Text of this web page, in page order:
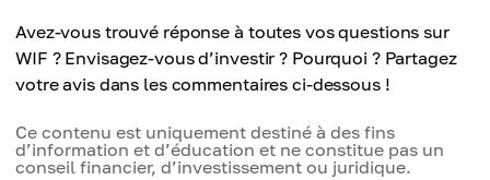
Avez-vous trouvé réponse à toutes vos questions sur
WIF ? Envisagez-vous d’investir ? Pourquoi ? Partagez
votre avis dans les commentaires ci-dessous !
Ce contenu est uniquement destiné à des fins
d’information et d’éducation et ne constitue pas un
conseil financier, d’investissement ou juridique.